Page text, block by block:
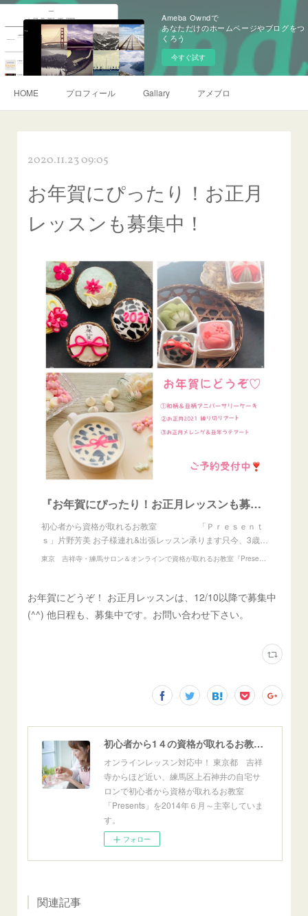
Ameba Owndで
あなただけのホームページやブログをつ
くろう
今すぐ試す
HOME プロフィール Gallary アメブロ
2020.11.23 09:05
お年賀にぴったり！お正月
レッスンも募集中！
『お年賀にぴったり！お正月レッスンも募集中！』
初心者から資格が取れるお教室 「Ｐｒｅｓｅｎｔ
ｓ」片野芳美 お子様連れ&出張レッスン承ります只今、3歳…
東京 吉祥寺・練馬サロン＆オンラインで資格が取れるお教室『Presents』アイシングクッキー、練り切りアート、あんフラワー教室
お年賀にどうぞ！ お正月レッスンは、12/10以降で募集中
(^^) 他日程も、募集中です。お問い合わせ下さい。
初心者から1４の資格が取れるお教室「Presents」東京自宅サロン＆オンライン
オンラインレッスン対応中！ 東京都 吉祥
寺からほど近い、練馬区上石神井の自宅サ
ロンで初心者から資格が取れるお教室
「Presents」を2014年６月～主宰していま
す。
フォロー
関連記事